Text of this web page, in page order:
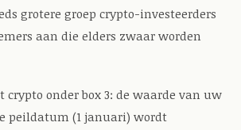
grotere groep crypto-investeerders
aan die elders zwaar worden
onder box 3: de waarde van uw
peildatum (1 januari) wordt